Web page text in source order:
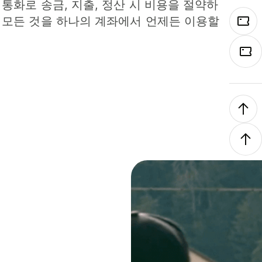
화로 송금, 지출, 정산 시 비용을 절약하
든 것을 하나의 계좌에서 언제든 이용할